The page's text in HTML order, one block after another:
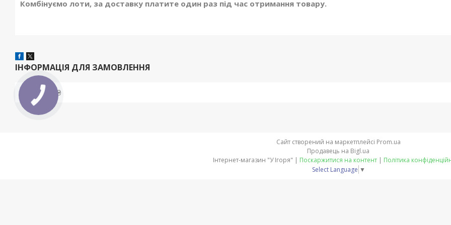
Комбінуємо лоти, за доставку платите один раз під час отримання товару.
ІНФОРМАЦІЯ ДЛЯ ЗАМОВЛЕННЯ
Ціна:955 ₴
Сайт створений на маркетплейсі Prom.ua
Продавець на Bigl.ua
Поскаржитися на контент
Політика
Select Language ▼